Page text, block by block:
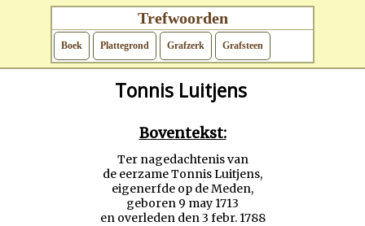
Grafzerken
Grafstenen Op Het Kerkhof
Trefwoorden
Boek Plattegrond Grafzerk Grafsteen
Tonnis Luitjens
Boventekst:
Ter nagedachtenis van
de eerzame Tonnis Luitjens,
eigenerfde op de Meden,
geboren 9 may 1713
en overleden den 3 febr. 1788